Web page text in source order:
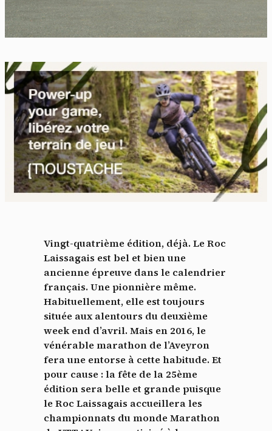
Vingt-quatrième édition, déjà. Le Roc
Laissagais est bel et bien une
ancienne épreuve dans le calendrier
français. Une pionnière même.
Habituellement, elle est toujours
située aux alentours du deuxième
week end d’avril. Mais en 2016, le
vénérable marathon de l’Aveyron
fera une entorse à cette habitude. Et
pour cause : la fête de la 25ème
édition sera belle et grande puisque
le Roc Laissagais accueillera les
championnats du monde Marathon